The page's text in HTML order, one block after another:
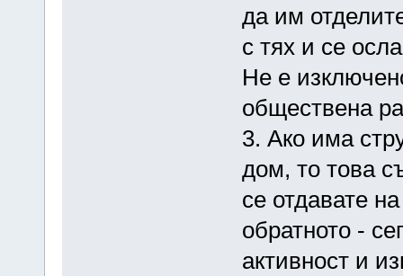
да им
с тях и се
Не е
обществена
3. Ако има
дом, то това
се отдавате
обратното -
активност и